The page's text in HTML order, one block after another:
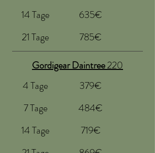
635€
14 Tage
785€
21 Tage
Gordigear Daintree220
379€
4 Tage
484€
7 Tage
719€
14 Tage